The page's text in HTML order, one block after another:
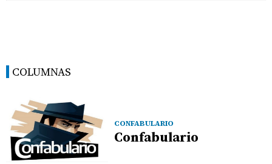
COLUMNAS
CONFABULARIO
Confabulario